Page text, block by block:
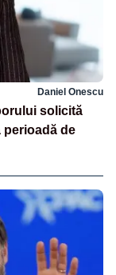
Daniel Onescu
solicită
perioadă de